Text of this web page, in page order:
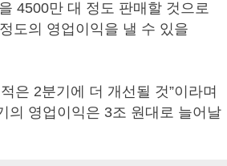
4500만 대 정도 판매할 것으로
도의 영업이익을 낼 수 있을
은 2분기에 더 개선될 것”이라며
의 영업이익은 3조 원대로 늘어날